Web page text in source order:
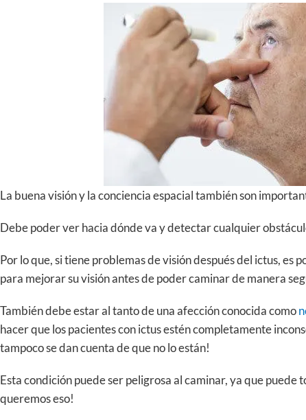
La buena visión y la conciencia espacial también son
Debe poder ver hacia dónde va y detectar cualquier
Por lo que, si tiene problemas de visión después del ictus, es
para mejorar su visión antes de poder caminar de manera
También debe estar al tanto de una afección conocida como
hacer que los pacientes con ictus estén completamente
tampoco se dan cuenta de que no lo están!
Esta condición puede ser peligrosa al caminar, ya que puede
queremos eso!